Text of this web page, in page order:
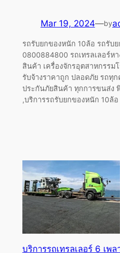
Mar 19, 2024—by
รถรับยกของหนัก 10ล้อ รถรับ
0800884800 รถเทรลเลอร์ห
สินค้า เครื่องจักรอุตสาหกรร
รับจ้างราคาถูก ปลอดภัย รถทุ
ประกันภัยสินค้า ทุกการขนส่ง
,บริการรถรับยกของหนัก 10ล้อ
บริการรถเทรลเลอร์ 6 เพ